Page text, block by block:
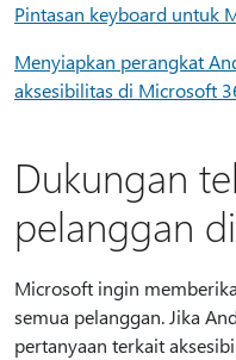
Pintasan keyboard untuk
Menyiapkan perangkat
aksesibilitas di Microsoft
Dukungan
pelanggan
Microsoft ingin
semua pelanggan. Jika
pertanyaan terkait